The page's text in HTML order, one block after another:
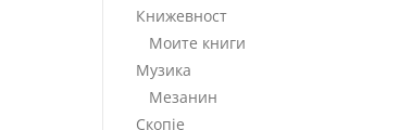
Книжевност
Моите книги
Музика
Мезанин
Скопје